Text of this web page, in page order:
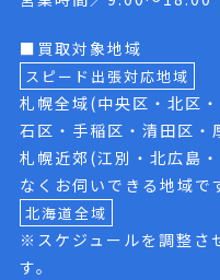
■買取対象地域
スピード出張対応地域
札幌全域(中央区・北区
石区・手稲区・清田区・
札幌近郊(江別・北広島
なくお伺いできる地域で
北海道全域
※スケジュールを調整さ
す。